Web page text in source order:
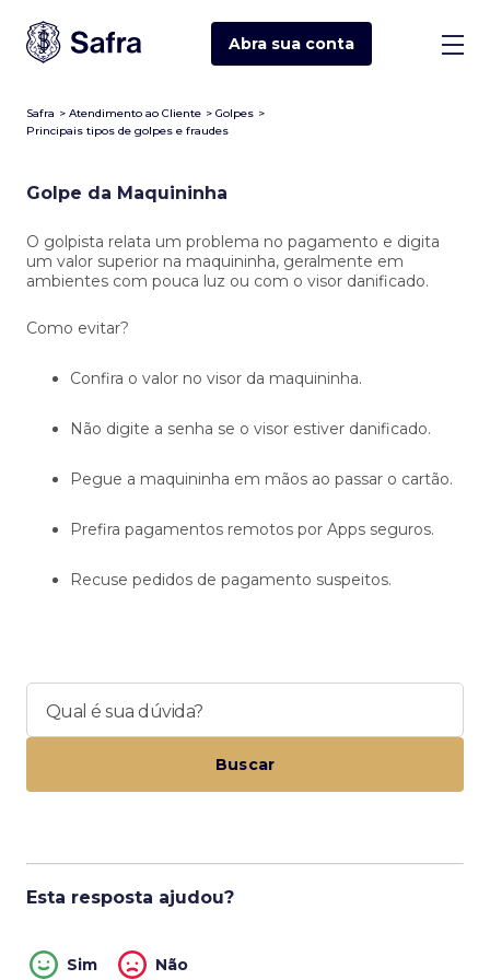
Abra sua conta
Safra > Atendimento ao Cliente > Golpes >
Principais tipos de golpes e fraudes
Golpe da Maquininha
O golpista relata um problema no pagamento e digita
um valor superior na maquininha, geralmente em
ambientes com pouca luz ou com o visor danificado.
Como evitar?
Confira o valor no visor da maquininha.
Não digite a senha se o visor estiver danificado.
Pegue a maquininha em mãos ao passar o cartão.
Prefira pagamentos remotos por Apps seguros.
Recuse pedidos de pagamento suspeitos.
Qual é sua dúvida?
Buscar
Esta resposta ajudou?
Sim Não